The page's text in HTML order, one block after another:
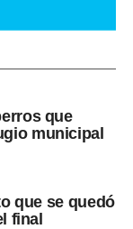
que
municipal
que se quedó
final